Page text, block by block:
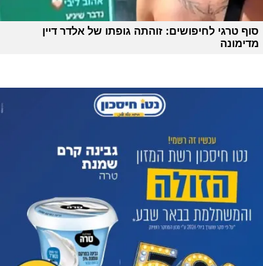
סוף טרגי לחיפושים: זוהתה גופתו של אלדר דיין
מדימונה